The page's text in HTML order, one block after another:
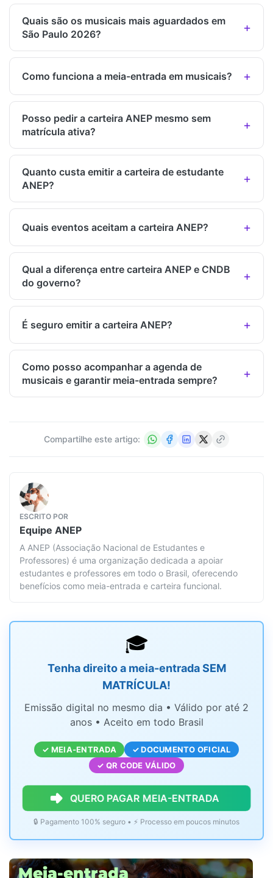
Quais são os musicais mais aguardados em
São Paulo 2026?
Como funciona a meia-entrada em musicais?
Posso pedir a carteira ANEP mesmo sem
matrícula ativa?
Quanto custa emitir a carteira de estudante
ANEP?
Quais eventos aceitam a carteira ANEP?
Qual a diferença entre carteira ANEP e CNDB
do governo?
É seguro emitir a carteira ANEP?
Como posso acompanhar a agenda de
musicais e garantir meia-entrada sempre?
Compartilhe este artigo:
ESCRITO POR
Equipe ANEP
A ANEP (Associação Nacional de Estudantes e
Professores) é uma organização dedicada a apoiar
estudantes e professores em todo o Brasil, oferecendo
benefícios como meia-entrada e carteira funcional.
🎓
Tenha direito a meia-entrada SEM
MATRÍCULA!
Emissão digital no mesmo dia • Válido por até 2
anos • Aceito em todo Brasil
✓ MEIA-ENTRADA
✓ DOCUMENTO OFICIAL
✓ QR CODE VÁLIDO
QUERO PAGAR MEIA-ENTRADA
🔒 Pagamento 100% seguro • ⚡ Processo em poucos minutos